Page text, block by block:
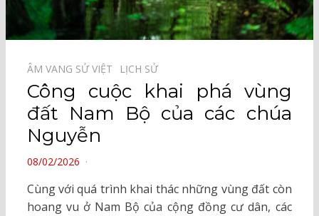
ÂM VANG SỬ VIỆT⠀ LỊCH SỬ⠀
Công cuộc khai phá vùng
đất Nam Bộ của các chúa
Nguyễn
POSTED
08/02/2026
Cùng với quá trình khai thác những vùng đất còn
hoang vu ở Nam Bộ của cộng đồng cư dân, các